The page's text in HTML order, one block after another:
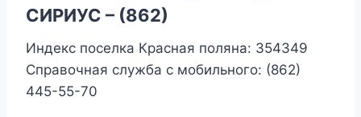
СИРИУС – (862)
Индекс поселка Красная поляна: 354349
Справочная служба с мобильного: (862)
445-55-70